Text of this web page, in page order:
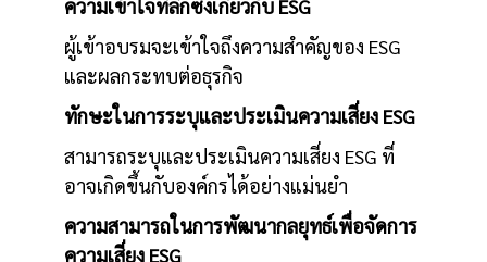
ความเข้าใจที่ลึกซึ้งเกี่ยวกับ ESG
ผู้เข้าอบรมจะเข้าใจถึงความสำคัญของ ESG
และผลกระทบต่อธุรกิจ
ทักษะในการระบุและประเมินความเสี่ยง ESG
สามารถระบุและประเมินความเสี่ยง ESG ที่
อาจเกิดขึ้นกับองค์กรได้อย่างแม่นยำ
ความสามารถในการพัฒนากลยุทธ์เพื่อจัดการ
ความเสี่ยง ESG